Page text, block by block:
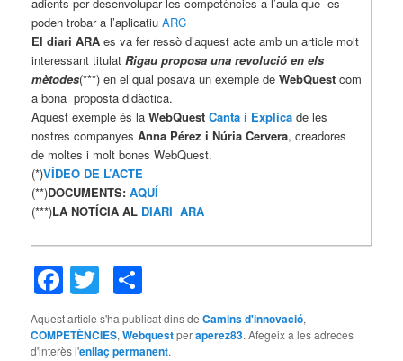
poden trobar a l’aplicatiuARC
El diari ARAes va fer ressò d’aquest acte amb un article molt
interessant titulatRigau proposa una revolució en els
mètodes(***) en el qual posava un exemple de WebQuest com
a bona proposta didàctica.
Aquest exemple és la WebQuestCanta i Explica de les
nostres companyesAnna Pérez i Núria Cervera, creadores
de moltes i molt bones WebQuest.
(*)VÍDEO DE L’ACTE
(**)DOCUMENTS:AQUÍ
(***)LA NOTÍCIA AL DIARI ARA
Facebook
Twitter
Aquest article s'ha publicat dins deCamins d'innovació,
COMPETÈNCIES,Webquestperaperez83. Afegeix a les adreces
d'interès l'enllaç permanent.